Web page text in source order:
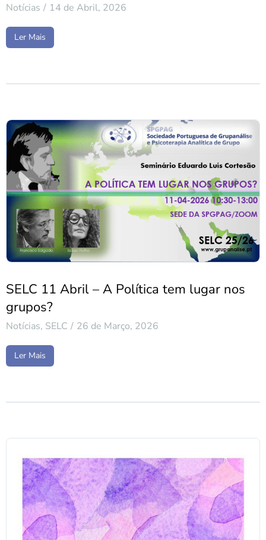
Notícias 14 de Abril, 2026
Ler Mais
SELC 11 Abril – A Política tem lugar nos
grupos?
Notícias, SELC 26 de Março, 2026
Ler Mais